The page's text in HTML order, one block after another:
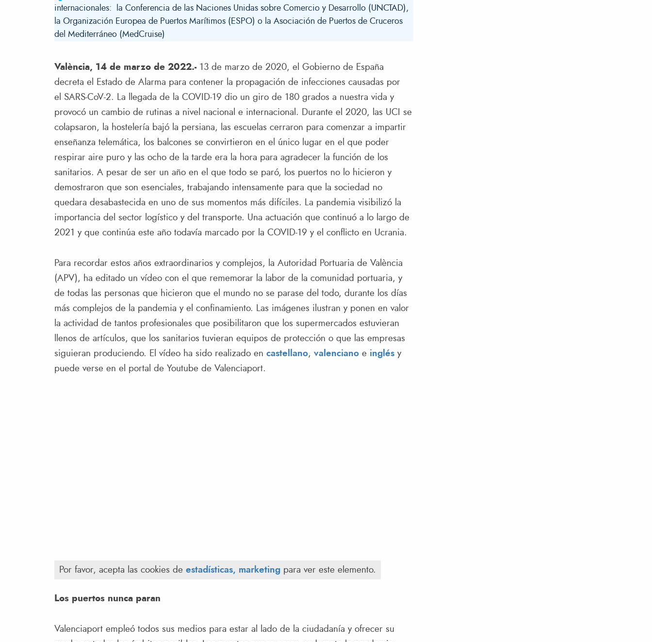
internacionales: la Conferencia de las Naciones Unidas sobre Comercio y Desarrollo (UNCTAD),
la Organización Europea de Puertos Marítimos (ESPO) o la Asociación de Puertos de Cruceros
del Mediterráneo (MedCruise)
València, 14 de marzo de 2022.- 13 de marzo de 2020, el Gobierno de España
decreta el Estado de Alarma para contener la propagación de infecciones causadas por
el SARS-CoV-2. La llegada de la COVID-19 dio un giro de 180 grados a nuestra vida y
provocó un cambio de rutinas a nivel nacional e internacional. Durante el 2020, las UCI se
colapsaron, la hostelería bajó la persiana, las escuelas cerraron para comenzar a impartir
enseñanza telemática, los balcones se convirtieron en el único lugar en el que poder
respirar aire puro y las ocho de la tarde era la hora para agradecer la función de los
sanitarios. A pesar de ser un año en el que todo se paró, los puertos no lo hicieron y
demostraron que son esenciales, trabajando intensamente para que la sociedad no
quedara desabastecida en uno de sus momentos más difíciles. La pandemia visibilizó la
importancia del sector logístico y del transporte. Una actuación que continuó a lo largo de
2021 y que continúa este año todavía marcado por la COVID-19 y el conflicto en Ucrania.
Para recordar estos años extraordinarios y complejos, la Autoridad Portuaria de València
(APV), ha editado un vídeo con el que rememorar la labor de la comunidad portuaria, y
de todas las personas que hicieron que el mundo no se parase del todo, durante los días
más complejos de la pandemia y el confinamiento. Las imágenes ilustran y ponen en valor
la actividad de tantos profesionales que posibilitaron que los supermercados estuvieran
llenos de artículos, que los sanitarios tuvieran equipos de protección o que las empresas
siguieran produciendo. El vídeo ha sido realizado en castellano, valenciano e inglés y
puede verse en el portal de Youtube de Valenciaport.
Por favor, acepta las cookies de estadísticas, marketing para ver este elemento.
Los puertos nunca paran
Valenciaport empleó todos sus medios para estar al lado de la ciudadanía y ofrecer su